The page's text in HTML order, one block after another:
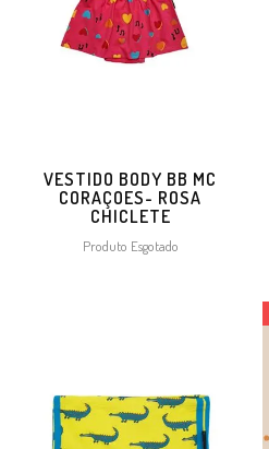
VESTIDO BODY BB MC
CORAÇOES- ROSA
CHICLETE
Produto Esgotado